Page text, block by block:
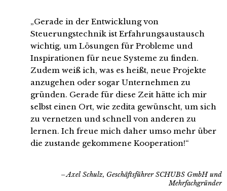
„Gerade in der Entwicklung von
Steuerungstechnik ist Erfahrungsaustausch
wichtig, um Lösungen für Probleme und
Inspirationen für neue Systeme zu finden.
Zudem weiß ich, was es heißt, neue Projekte
anzugehen oder sogar Unternehmen zu
gründen. Gerade für diese Zeit hätte ich mir
selbst einen Ort, wie zedita gewünscht, um sich
zu vernetzen und schnell von anderen zu
lernen. Ich freue mich daher umso mehr über
die zustande gekommene Kooperation!“
Axel Schulz, Geschäftsführer SCHUBS GmbH und
Mehrfachgründer